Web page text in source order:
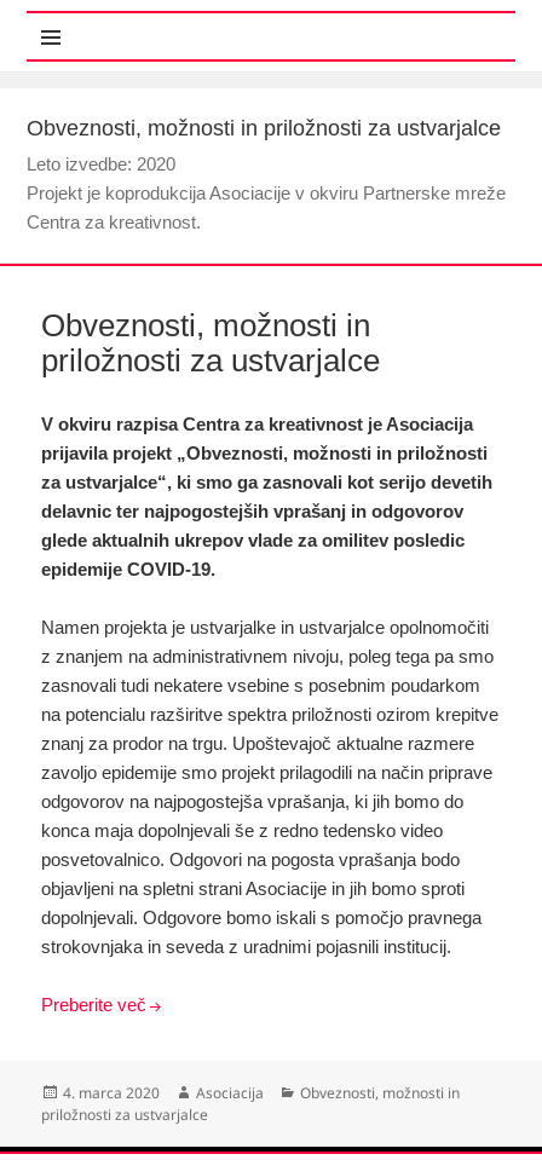
Obveznosti, možnosti in priložnosti za ustvarjalce
Leto izvedbe: 2020
Projekt je koprodukcija Asociacije v okviru Partnerske mreže
Centra za kreativnost.
Obveznosti, možnosti in
priložnosti za ustvarjalce
V okviru razpisa Centra za kreativnost je Asociacija
prijavila projekt „Obveznosti, možnosti in priložnosti
za ustvarjalce“, ki smo ga zasnovali kot serijo devetih
delavnic ter najpogostejših vprašanj in odgovorov
glede aktualnih ukrepov vlade zaomilitev posledic
epidemije COVID-19.
Namen projekta je ustvarjalke in ustvarjalce opolnomočiti
z znanjem na administrativnem nivoju, poleg tega pa smo
zasnovali tudi nekatere vsebine s posebnim poudarkom
na potencialu razširitve spektra priložnosti ozirom krepitve
znanj za prodor na trgu. Upoštevajoč aktualne razmere
zavoljo epidemije smo projekt prilagodili na način priprave
odgovorov na najpogostejša vprašanja, ki jih bomo do
konca maja dopolnjevali še z redno tedensko video
posvetovalnico. Odgovori na pogosta vprašanja bodo
objavljeni na spletni strani Asociacije in jih bomo sproti
dopolnjevali. Odgovore bomo iskali s pomočjo pravnega
strokovnjaka in seveda z uradnimi pojasnili institucij.
Preberite več
Objavljeno
dne
4. marca 2020 Avtor
Asociacija Kategorije
Obveznosti, možnosti in
priložnosti za ustvarjalce